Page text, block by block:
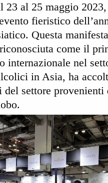
23 al 25 maggio 2023
fieristico
Questa
come il
internazionale nel
in Asia, ha
del settore provenienti